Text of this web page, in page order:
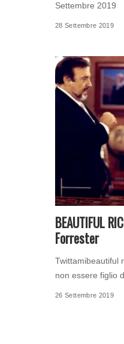
Settembre 2019
28 Settembre 2019
BEAUTIFUL
Forrester
Twittamibeautiful
non essere figlio
26 Settembre 2019